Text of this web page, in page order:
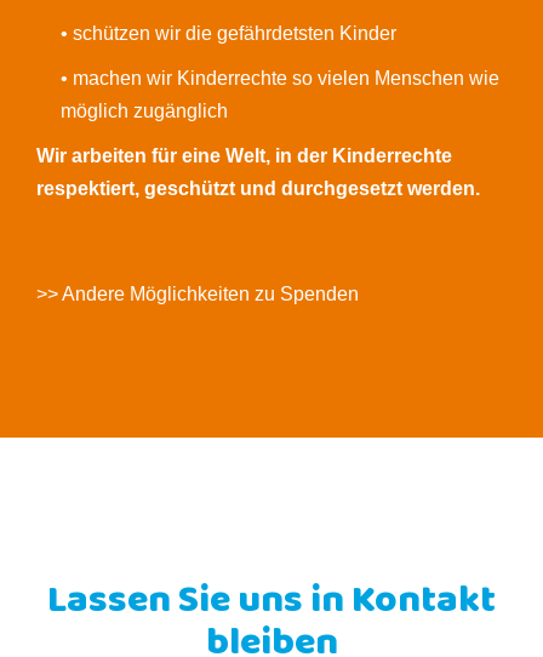
• schützen wir die gefährdetsten Kinder
• machen wir Kinderrechte so vielen Menschen wie
möglich zugänglich
Wir arbeiten für eine Welt, in der Kinderrechte
respektiert, geschützt und durchgesetzt werden.
>> Andere Möglichkeiten zu Spenden
Lassen Sie uns in Kontakt